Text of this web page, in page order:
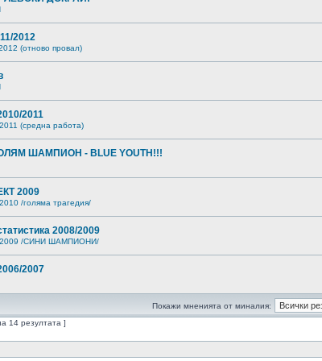
2012
(отново провал)
2011
(средна работа)
ШАМПИОН - BLUE YOUTH!!!
2009
/голяма трагедия/
2008/2009
/СИНИ ШАМПИОНИ/
2007
Покажи мненията от миналия:
14 резултата ]